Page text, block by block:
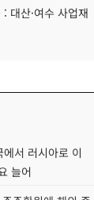
대산·여수 사업재
서 러시아로 이
늘어